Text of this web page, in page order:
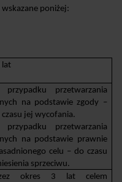
poniżej:
lat
przypadku przetwarzania
na podstawie zgody –
czasu jej wycofania.
przypadku przetwarzania
na podstawie prawnie
celu – do czasu
sprzeciwu.
okres 3 lat celem